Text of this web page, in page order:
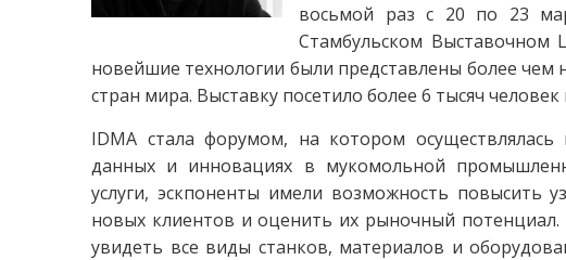
восьмой раз с 20 по 23
Стамбульском Выставочном
новейшие технологии были представлены более чем
стран мира. Выставку посетило более 6 тысяч человек
IDMA стала форумом, на котором
данных и инновациях в мукомольной
услуги, эскпоненты имели возможность повысить
новых клиентов и оценить их рыночный
увидеть все виды станков, материалов и